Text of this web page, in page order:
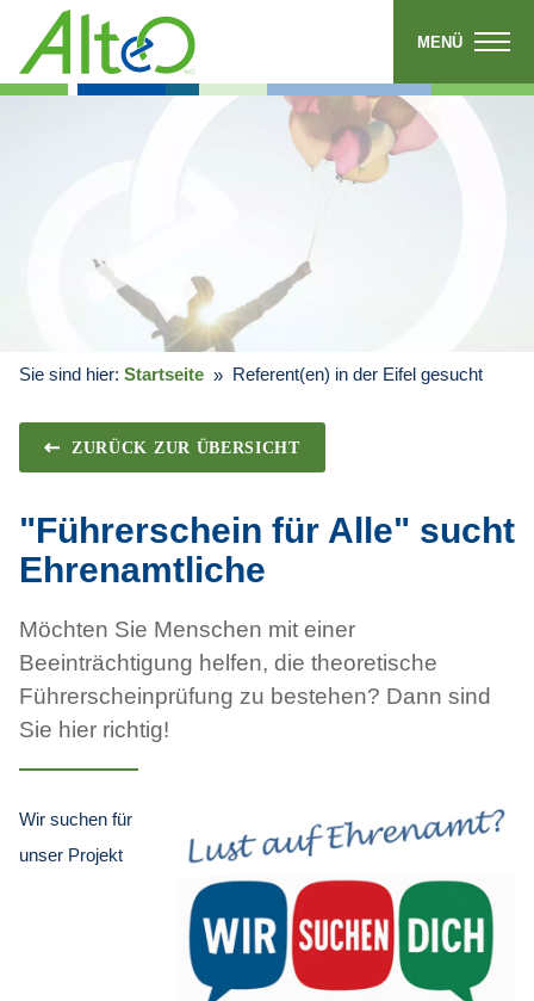
MENÜ
Sie sind hier: Startseite Referent(en) in der Eifel gesucht
ZURÜCK ZUR ÜBERSICHT
"Führerschein für Alle" sucht
Ehrenamtliche
Möchten Sie Menschen mit einer
Beeinträchtigung helfen, die theoretische
Führerscheinprüfung zu bestehen? Dann sind
Sie hier richtig!
Wir suchen für
unser Projekt